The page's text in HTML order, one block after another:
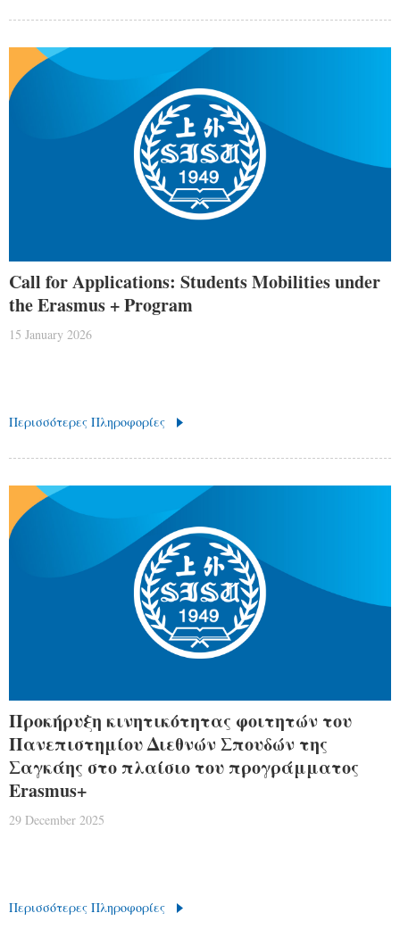
Call for Applications: Students Mobilities under
the Erasmus + Program
15 January 2026
Περισσότερες Πληροφορίες
Προκήρυξη κινητικότητας φοιτητών του
Πανεπιστημίου Διεθνών Σπουδών της
Σαγκάης στο πλαίσιο του προγράμματος
Erasmus+
29 December 2025
Περισσότερες Πληροφορίες